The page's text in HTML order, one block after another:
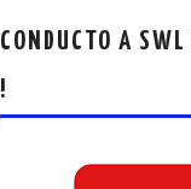
CONDUCTO A
!